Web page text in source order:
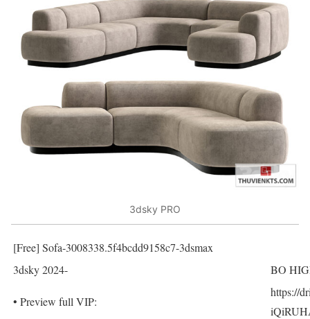
3dsky PRO
[Free] Sofa-3008338.5f4bcdd9158c7-3dsmax
3dsky 2024-
BO
• Preview full VIP:
https://